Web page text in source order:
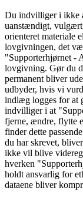
Du indvilliger i ikke
uanstændigt,
orienteret materiale
lovgivningen, det
"Supporterhjørnet -
lovgivning. Gør du
permanent bliver
udbyder, hvis vi
indlæg logges for at
indvilliger i at
fjerne, ændre, flytte
finder dette
du har skrevet,
ikke vil blive
hverken
holdt ansvarlig for
dataene bliver